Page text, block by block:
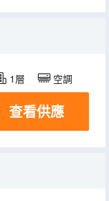
1層 空調
查看供應